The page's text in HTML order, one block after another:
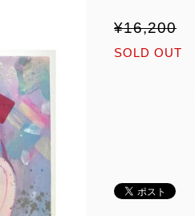
¥16,200
SOLD OUT